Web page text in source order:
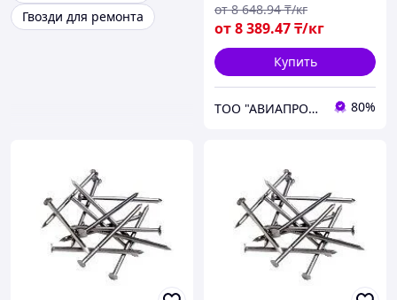
Гвозди для ремонта
от8 389.47₸/кг
от 8 648.94 ₸/кг
Купить
ТОО "АВИАПРОМСТАЛЬ" 80%